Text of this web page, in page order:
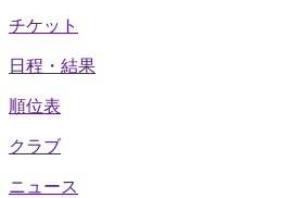
チケット
日程・結果
順位表
クラブ
ニュース